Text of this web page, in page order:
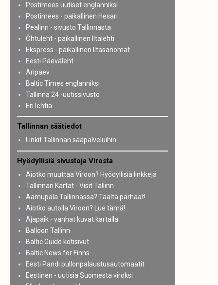
Postimees uutiset englanniksi
Postimees - paikallinen Hesari
Pealinn - sivusto Tallinnasta
Õhtuleht - paikallinen Iltalehti
Ekspress - paikallinen Iltasanomat
Eesti Päeväleht
Aripaev
Baltic Times englanniksi
Tallinna 24 -uutissivusto
Eri lehtiä
Tallinnan säätiedot
Linkit Tallinnan sääpalveluihin
Hyödyllisiä sivustoja Virosta
Aiotko muuttaa Viroon? Hyödyllisiä linkkejä
Tallinnan Kartat - Visit Tallinn
Aamupala Tallinnassa? Täältä parhaat!
Aiotko autolla Viroon? Lue tämä!
Ajapaik - vanhat kuvat kartalla
Balloon Tallinn
Baltic Guide kotisivut
Baltic News for Finns
Eesti Pandi pullonpalaustusautomaatit
Eestinen - uutisia Suomesta viroksi